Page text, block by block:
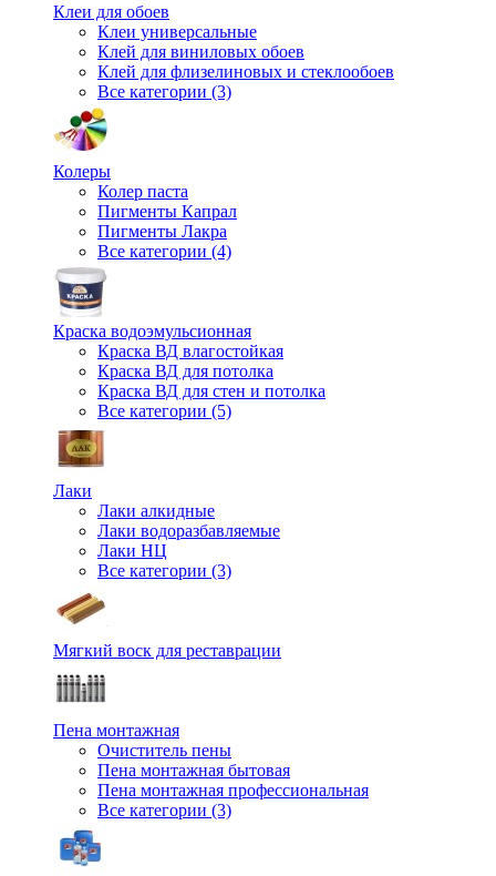
Клеи для обоев
Клеи универсальные
Клей для виниловых обоев
Клей для флизелиновых и стеклообоев
Все категории (3)
Колеры
Колер паста
Пигменты Капрал
Пигменты Лакра
Все категории (4)
Краска водоэмульсионная
Краска ВД влагостойкая
Краска ВД для потолка
Краска ВД для стен и потолка
Все категории (5)
Лаки
Лаки алкидные
Лаки водоразбавляемые
Лаки НЦ
Все категории (3)
Мягкий воск для реставрации
Пена монтажная
Очиститель пены
Пена монтажная бытовая
Пена монтажная профессиональная
Все категории (3)